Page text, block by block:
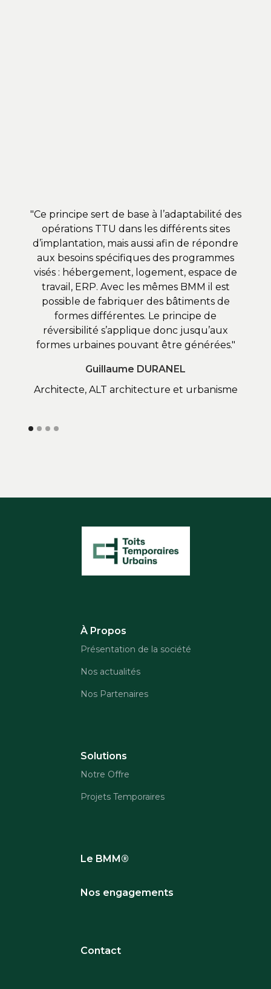
"Ce principe sert de base à l’adaptabilité des
opérations TTU dans les différents sites
d’implantation, mais aussi afin de répondre
aux besoins spécifiques des programmes
visés : hébergement, logement, espace de
travail, ERP. Avec les mêmes BMM il est
possible de fabriquer des bâtiments de
formes différentes. Le principe de
réversibilité s’applique donc jusqu’aux
formes urbaines pouvant être générées."
Guillaume DURANEL
Architecte, ALT architecture et urbanisme
À Propos
Présentation de la société
Nos actualités
Nos Partenaires
Solutions
Notre Offre
Projets Temporaires
Le BMM®
Nos engagements
Contact